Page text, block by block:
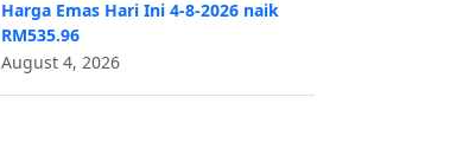
Harga Emas Hari Ini 4-8-2026 naik
RM535.96
August 4, 2026